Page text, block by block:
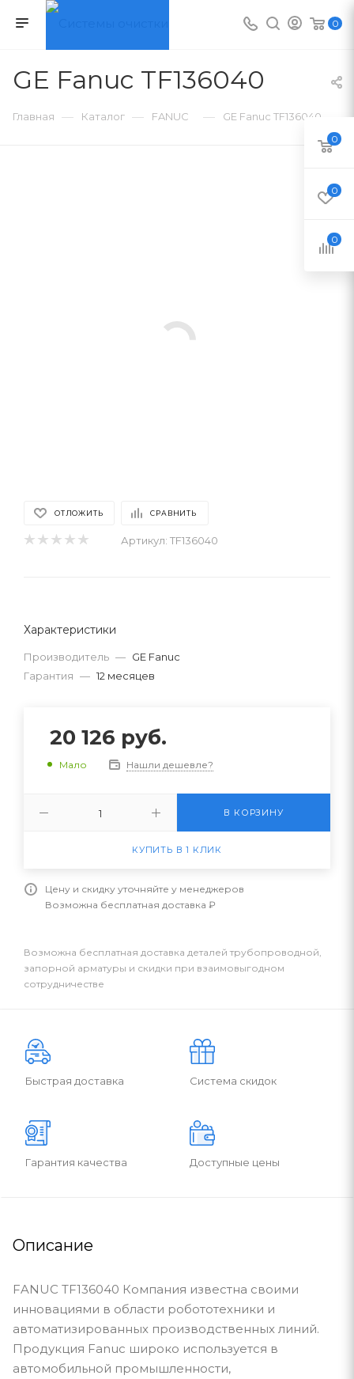
0
GE Fanuc TF136040
Главная — Каталог — FANUC — GE Fanuc TF136040
ОТЛОЖИТЬ СРАВНИТЬ
Артикул: TF136040
Характеристики
Производитель — GE Fanuc
Гарантия — 12 месяцев
20 126 руб.
Мало Нашли дешевле?
В КОРЗИНУ
КУПИТЬ В 1 КЛИК
Цену и скидку уточняйте у менеджеров
Возможна бесплатная доставка ₽
Возможна бесплатная доставка деталей трубопроводной,
запорной арматуры и скидки при взаимовыгодном
сотрудничестве
Быстрая доставка Система скидок
Гарантия качества Доступные цены
Описание
FANUC TF136040 Компания известна своими
инновациями в области робототехники и
автоматизированных производственных линий.
Продукция Fanuc широко используется в
автомобильной промышленности,
0
0
0